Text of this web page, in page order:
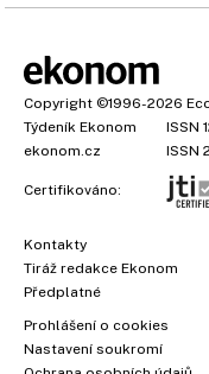
Copyright ©1996-2026
Týdeník Ekonom
ISSN
ekonom.cz
ISSN
Certifikováno:
Kontakty
Tiráž redakce Ekonom
Předplatné
Prohlášení o cookies
Nastavení soukromí